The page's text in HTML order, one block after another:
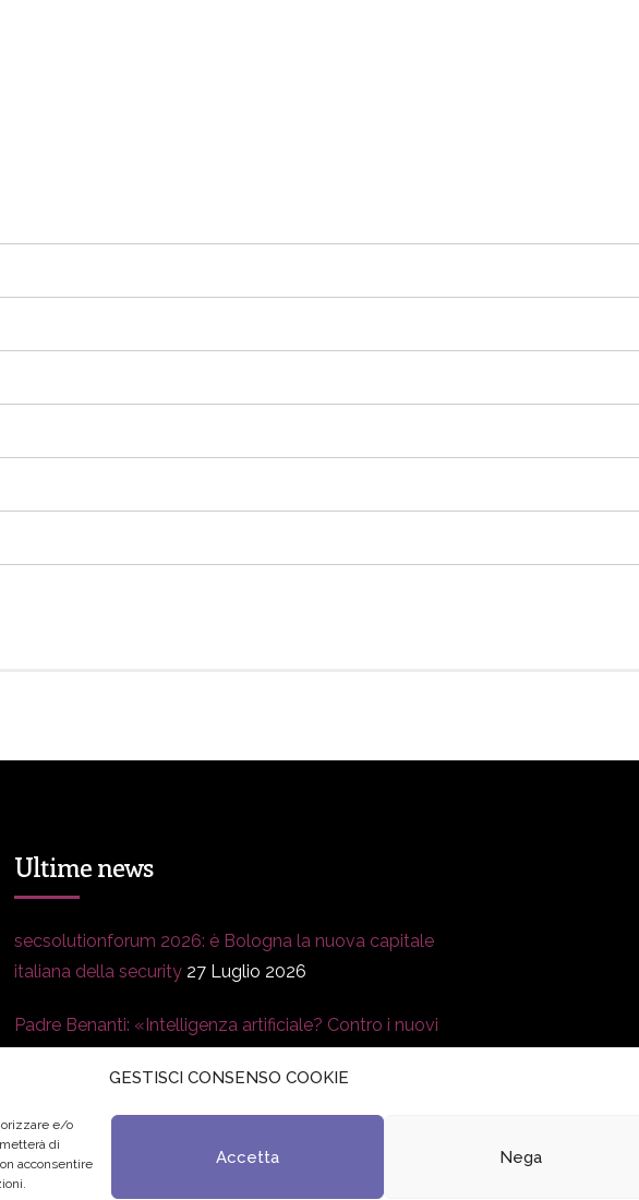
GESTISCI CONSENSO COOKIE
e/o
di
acconsentire
Accetta Nega
Ultime news
secsolutionforum 2026: è Bologna la nuova capitale
italiana della security 27 Luglio 2026
Padre Benanti: «Intelligenza artificiale? Contro i nuovi
21 Luglio 2026
Edvance – Digital Education Hub Higher Education
Giugno 2026